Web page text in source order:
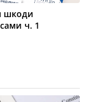
шкоди
ч. 1